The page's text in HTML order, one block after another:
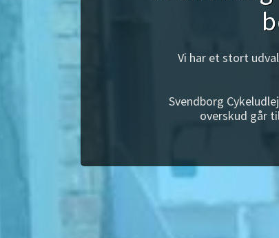
Vi har et stort
Svendborg
overskud går